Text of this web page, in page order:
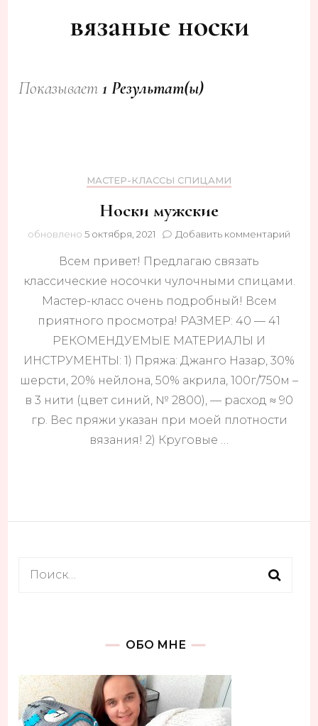
вязаные носки
Показывает1 Результат(ы)
МАСТЕР-КЛАССЫ СПИЦАМИ
Носки мужские
обновлено 5 октября, 2021 Добавить комментарий
Всем привет! Предлагаю связать
классические носочки чулочными спицами.
Мастер-класс очень подробный! Всем
приятного просмотра! РАЗМЕР: 40 — 41
РЕКОМЕНДУЕМЫЕ МАТЕРИАЛЫ И
ИНСТРУМЕНТЫ: 1) Пряжа: Джанго Назар, 30%
шерсти, 20% нейлона, 50% акрила, 100г/750м –
в 3 нити (цвет синий, № 2800), — расход ≈ 90
гр. Вес пряжи указан при моей плотности
вязания! 2) Круговые …
Найти:
ОБО МНЕ